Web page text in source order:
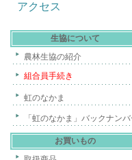
アクセス
生協について
農林生協の紹介
組合員手続き
虹のなかま
「虹のなかま」バックナンバ
お買いもの